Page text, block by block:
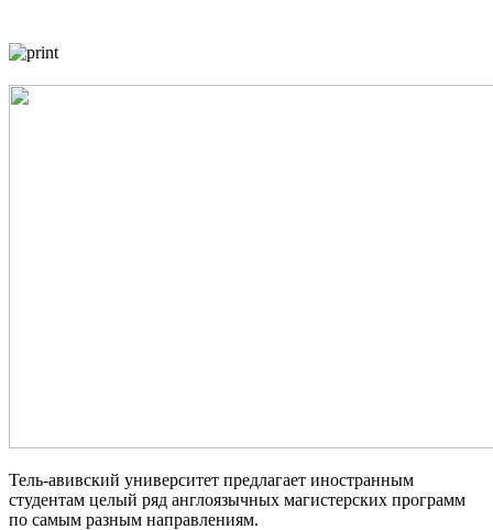
Тель-авивский университет предлагает иностранным
студентам целый ряд англоязычных магистерских программ
по самым разным направлениям.